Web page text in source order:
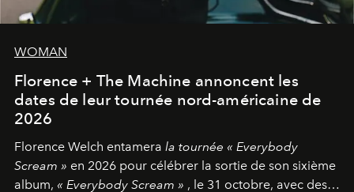
WOMAN
Florence + The Machine annoncent les
dates de leur tournée nord-américaine de
2026
Florence Welch entamera la tournée « Everybody
Scream » en 2026 pour célébrer la sortie de son sixième
album, « Everybody Scream » , le 31 octobre, avec des